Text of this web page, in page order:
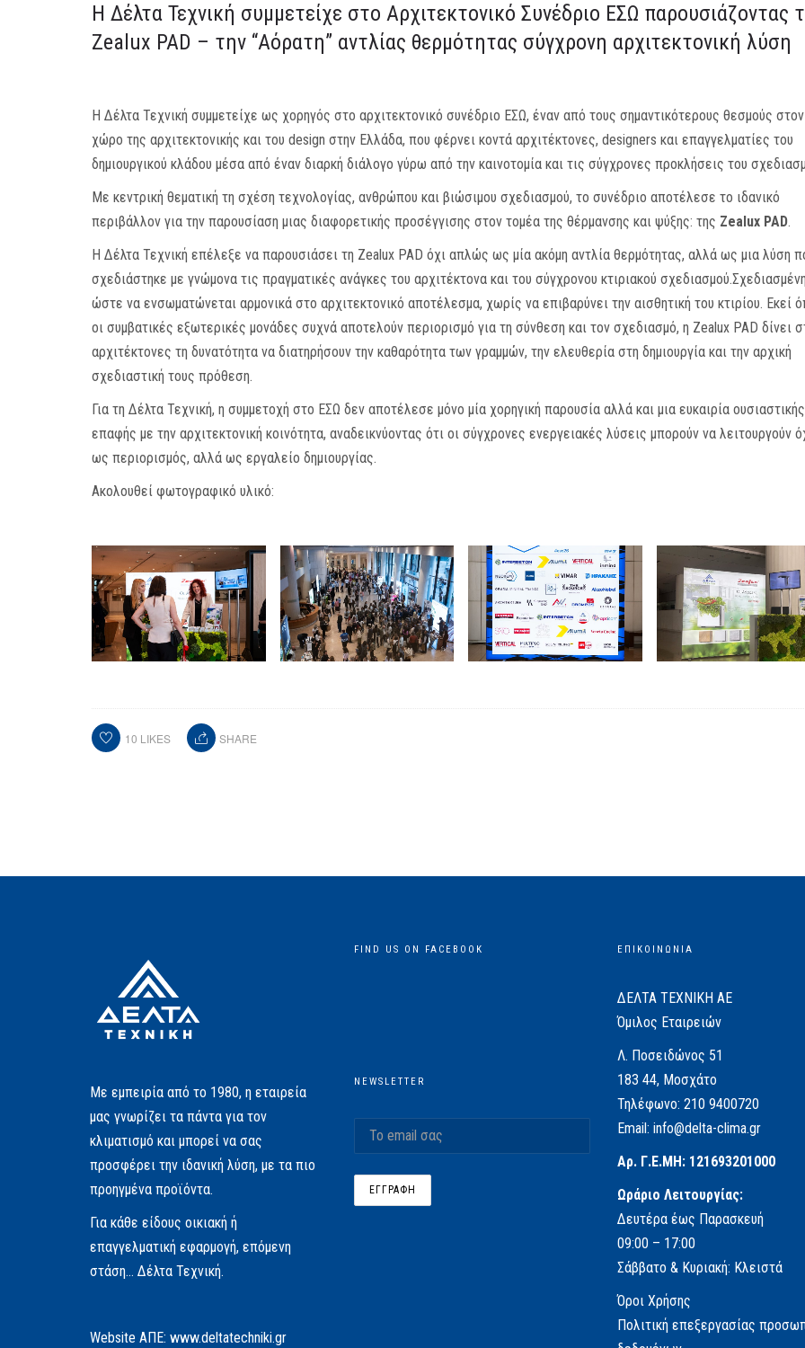
Η Δέλτα Τεχνική συμμετείχε στο Αρχιτεκτονικό Συνέδριο ΕΣΩ παρουσιάζοντας
Zealux PAD – την “Αόρατη” αντλίας θερμότητας σύγχρονη αρχιτεκτονική λύση
Η Δέλτα Τεχνική συμμετείχε ως χορηγός στο αρχιτεκτονικό συνέδριο ΕΣΩ, έναν από τους σημαντικότερους θεσμούς στον
χώρο της αρχιτεκτονικής και του design στην Ελλάδα, που φέρνει κοντά αρχιτέκτονες, designers και επαγγελματίες του
δημιουργικού κλάδου μέσα από έναν διαρκή διάλογο γύρω από την καινοτομία και τις σύγχρονες προκλήσεις του
Με κεντρική θεματική τη σχέση τεχνολογίας, ανθρώπου και βιώσιμου σχεδιασμού, το συνέδριο αποτέλεσε το ιδανικό
περιβάλλον για την παρουσίαση μιας διαφορετικής προσέγγισης στον τομέα της θέρμανσης και ψύξης: της Zealux PAD.
Η Δέλτα Τεχνική επέλεξε να παρουσιάσει τη Zealux PAD όχι απλώς ως μία ακόμη αντλία θερμότητας, αλλά ως μια λύση
σχεδιάστηκε με γνώμονα τις πραγματικές ανάγκες του αρχιτέκτονα και του σύγχρονου κτιριακού
ώστε να ενσωματώνεται αρμονικά στο αρχιτεκτονικό αποτέλεσμα, χωρίς να επιβαρύνει την αισθητική του κτιρίου. Εκεί
οι συμβατικές εξωτερικές μονάδες συχνά αποτελούν περιορισμό για τη σύνθεση και τον σχεδιασμό, η Zealux PAD δίνει
αρχιτέκτονες τη δυνατότητα να διατηρήσουν την καθαρότητα των γραμμών, την ελευθερία στη δημιουργία και την αρχική
σχεδιαστική τους πρόθεση.
Για τη Δέλτα Τεχνική, η συμμετοχή στο ΕΣΩ δεν αποτέλεσε μόνο μία χορηγική παρουσία αλλά και μια ευκαιρία ουσιαστικής
επαφής με την αρχιτεκτονική κοινότητα, αναδεικνύοντας ότι οι σύγχρονες ενεργειακές λύσεις μπορούν να λειτουργούν
ως περιορισμός, αλλά ως εργαλείο δημιουργίας.
Ακολουθεί φωτογραφικό υλικό:
10 LIKES SHARE
Με εμπειρία από το 1980, η εταιρεία
μας γνωρίζει τα πάντα για τον
κλιματισμό και μπορεί να σας
προσφέρει την ιδανική λύση, με τα πιο
προηγμένα προϊόντα.
Για κάθε είδους οικιακή ή
επαγγελματική εφαρμογή, επόμενη
στάση… Δέλτα Τεχνική.
Website AΠΕ: www.deltatechniki.gr
FIND US ON FACEBOOK
NEWSLETTER
ΕΠΙΚΟΙΝΩΝΙΑ
ΔΕΛΤΑ ΤΕΧΝΙΚΗ ΑΕ
Όμιλος Εταιρειών
Λ. Ποσειδώνος 51
183 44, Μοσχάτο
Τηλέφωνο: 210 9400720
Email: info@delta-clima.gr
Αρ. Γ.Ε.ΜΗ: 121693201000
Ωράριο Λειτουργίας:
Δευτέρα έως Παρασκευή
09:00 – 17:00
Σάββατο & Κυριακή: Κλειστά
Όροι Χρήσης
Πολιτική επεξεργασίας